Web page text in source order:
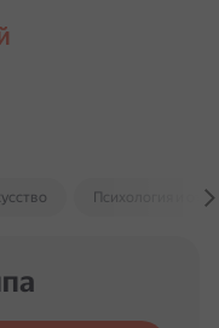
Психология и